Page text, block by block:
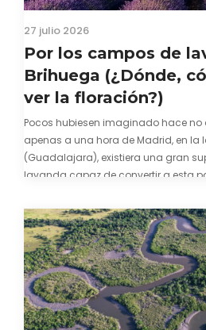
27 julio 2026
Por los campos de
Brihuega (¿Dónde,
ver la floración?)
Pocos hubiesen imaginado hace
apenas a una hora de Madrid, en la
(Guadalajara), existiera una gran
lavanda capaz de convertir a esta